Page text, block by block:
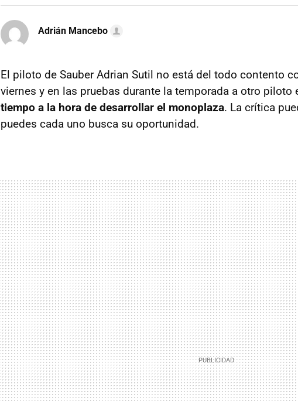
Adrián Mancebo
El piloto de Sauber Adrian Sutil no está del todo contento
viernes y en las pruebas durante la temporada a otro piloto
tiempo a la hora de desarrollar el monoplaza. La crítica
puedes cada uno busca su oportunidad.